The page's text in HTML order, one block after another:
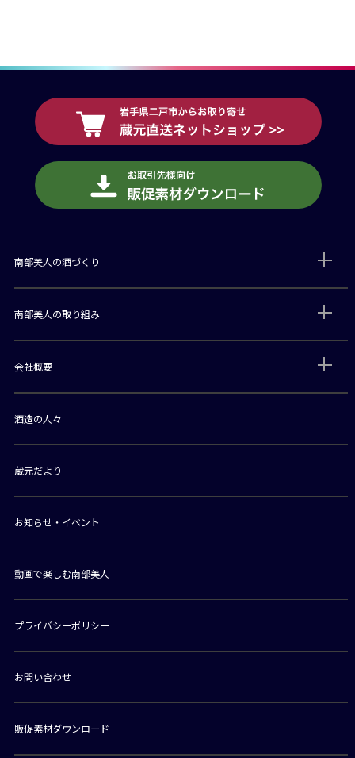
南部美人の酒づくり
南部美人の取り組み
会社概要
酒造の人々
蔵元だより
お知らせ・イベント
動画で楽しむ南部美人
プライバシーポリシー
お問い合わせ
販促素材ダウンロード